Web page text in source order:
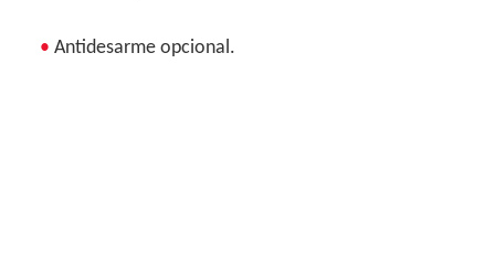
•Antidesarme opcional.